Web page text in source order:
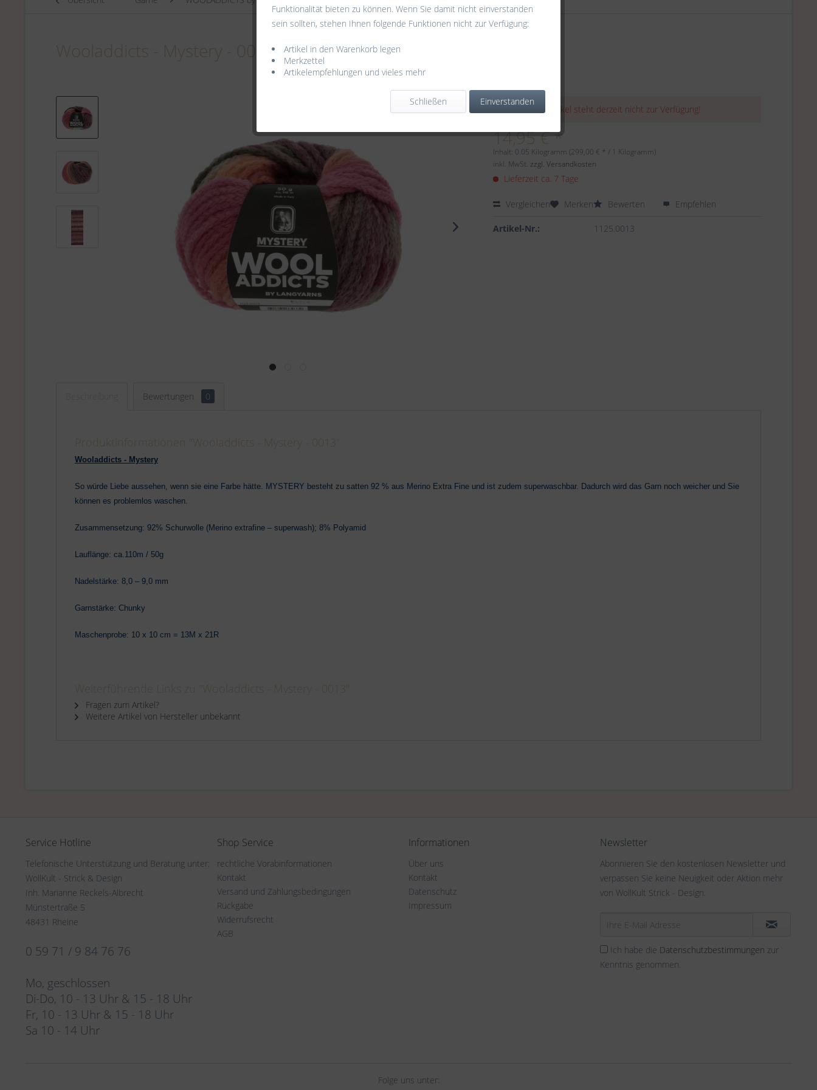
Wooladdicts - Mystery - 0013
Dieser Artikel steht derzeit nicht zur Verfügung!
14,95 € *
Inhalt: 0.05 Kilogramm (299,00 € * / 1 Kilogramm)
inkl. MwSt. zzgl. Versandkosten
Lieferzeit ca. 7 Tage
Vergleichen Merken Bewerten Empfehlen
Artikel-Nr.: 1125.0013
Bewertungen 0
Wooladdicts - Mystery
So würde Liebe aussehen, wenn sie eine Farbe hätte. MYSTERY besteht zu satten 92 % aus Merino Extra Fine und ist zudem superwaschbar. Dadurch wird das Garn noch weicher und Sie
können es problemlos waschen.
Zusammensetzung: 92% Schurwolle (Merino extrafine – superwash); 8% Polyamid
Lauflänge: ca.110m / 50g
Nadelstärke: 8,0 – 9,0 mm
Garnstärke: Chunky
Maschenprobe: 10 x 10 cm = 13M x 21R
Fragen zum Artikel?
Weitere Artikel von Hersteller unbekannt
Service Hotline
Telefonische Unterstützung und Beratung unter:
WollKult - Strick & Design
Inh. Marianne Reckels-Albrecht
Münstertraße 5
48431 Rheine
0 59 71 / 9 84 76 76
Mo, geschlossen
Di-Do, 10 - 13 Uhr & 15 - 18 Uhr
Fr, 10 - 13 Uhr & 15 - 18 Uhr
Sa 10 - 14 Uhr
Shop Service
rechtliche Vorabinformationen
Kontakt
Versand und Zahlungsbedingungen
Rückgabe
Widerrufsrecht
AGB
Informationen
Über uns
Kontakt
Datenschutz
Impressum
Newsletter
Abonnieren Sie den kostenlosen Newsletter und
verpassen Sie keine Neuigkeit oder Aktion mehr
von WollKult Strick - Design.
Ich habe die Datenschutzbestimmungen zur
Kenntnis genommen.
Folge uns unter:
Funktionalität bieten zu können. Wenn Sie damit nicht einverstanden
sein sollten, stehen Ihnen folgende Funktionen nicht zur Verfügung:
Artikel in den Warenkorb legen
Merkzettel
Artikelempfehlungen und vieles mehr
Einverstanden
Schließen